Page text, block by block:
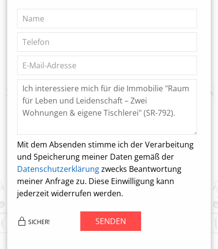
Mit dem Absenden stimme ich der Verarbeitung
und Speicherung meiner Daten gemäß der
Datenschutzerklärungzwecks Beantwortung
meiner Anfrage zu. Diese Einwilligung kann
jederzeit widerrufen werden.
SICHER! SENDEN